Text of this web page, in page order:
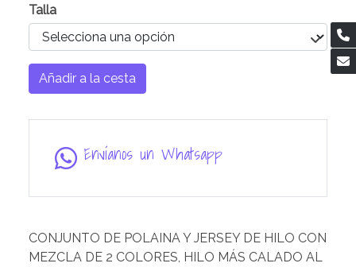
Talla
Añadir a la cesta
Envíanos un Whatsapp
CONJUNTO DE POLAINA Y JERSEY DE HILO CON
MEZCLA DE 2 COLORES, HILO MÁS CALADO AL